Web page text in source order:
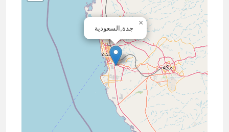
جدة,السعودية
×